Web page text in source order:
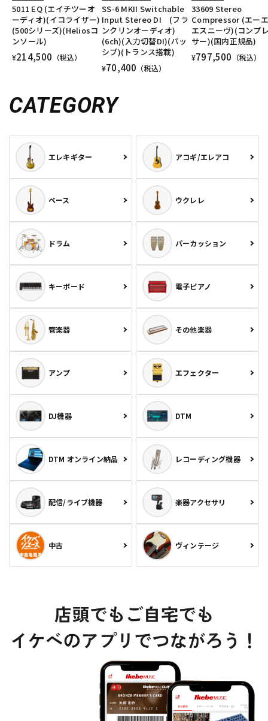
5011 EQ (エイチツーオ
ーディオ)(イコライザー)
(500シリーズ)(Heliosコ
ンソール)
¥214,500 （税込）
SS-6 MKII Switchable
Input Stereo DI (フラ
ンクリンオーディオ)
(6ch)(入力切替DI)(パッ
シブ)(トランス搭載)
¥70,400 （税込）
33609 Stereo
Compressor (エー
エスニーヴ)(コンプ
サー)(国内正規品)
¥797,500 （税込）
CATEGORY
エレキギター アコギ/エレアコ
ベース ウクレレ
ドラム パーカッション
キーボード 電子ピアノ
管楽器 その他楽器
アンプ エフェクター
DJ機器 DTM
DTM オンライン納品 レコーディング機器
配信/ライブ機器 楽器アクセサリ
中古 ヴィンテージ